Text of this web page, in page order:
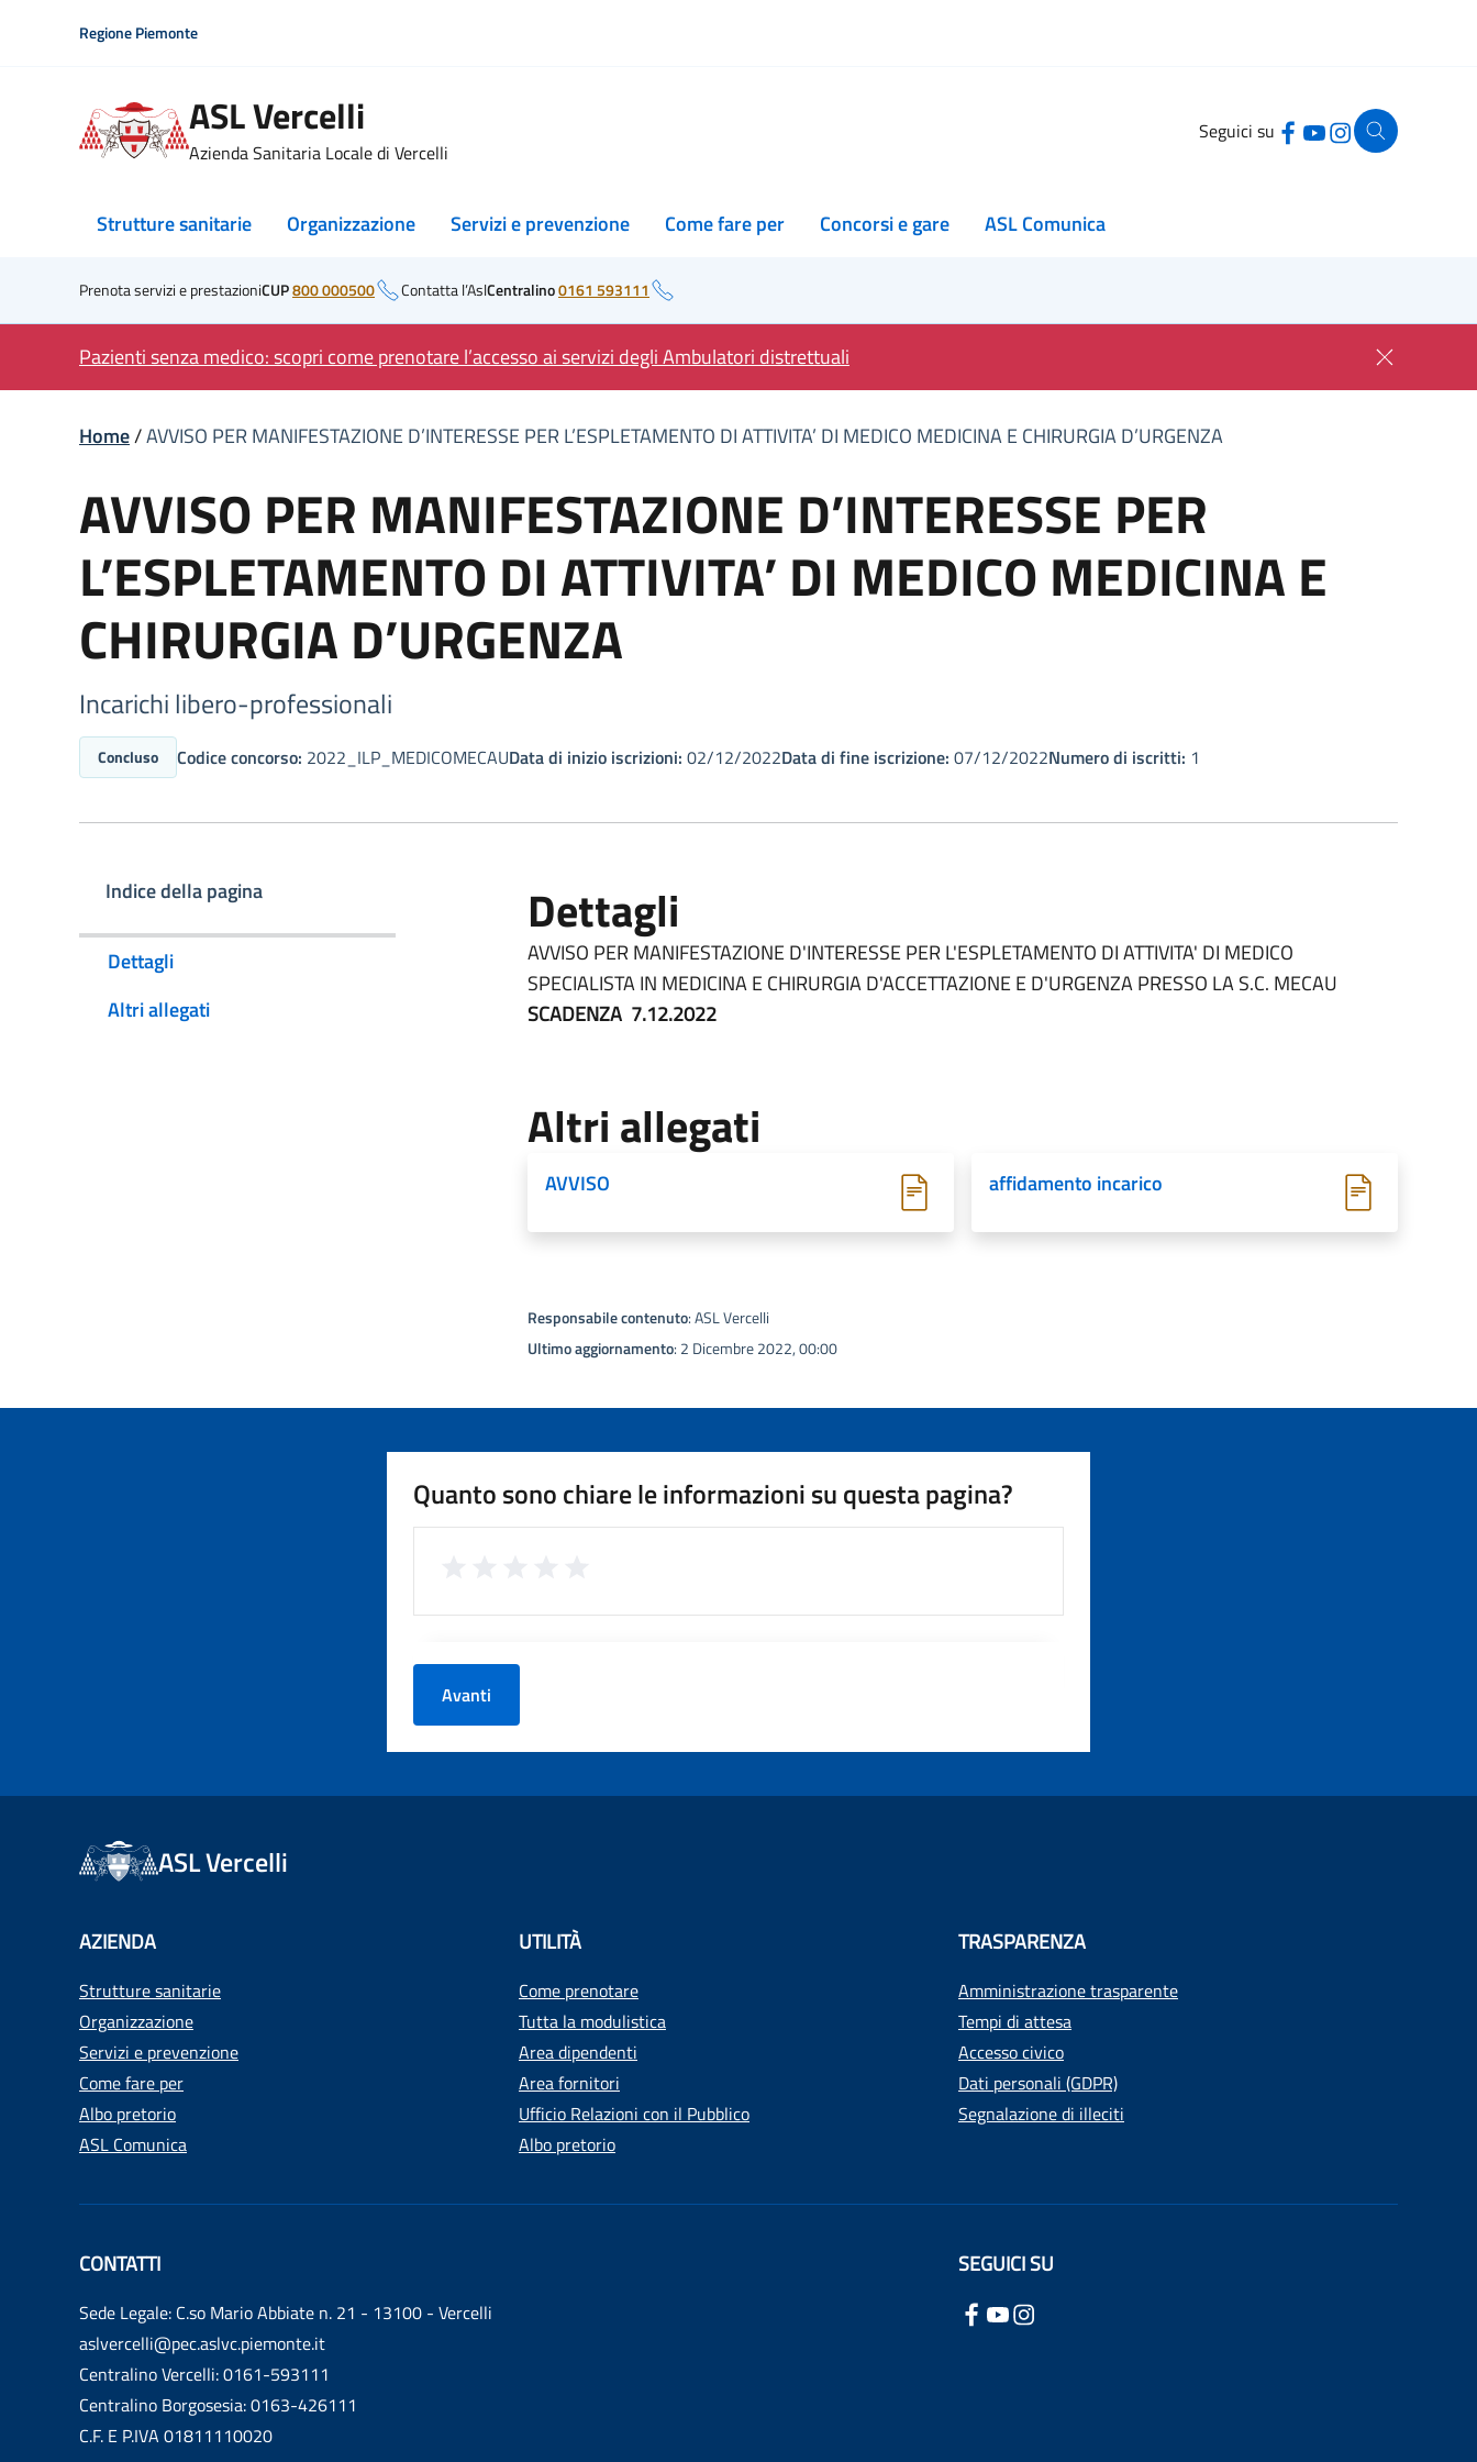
Regione Piemonte
ASL Vercelli
Azienda Sanitaria Locale di Vercelli
Seguici su
Strutture sanitarie Organizzazione Servizi e prevenzione Come fare per Concorsi e gare ASL Comunica
Prenota servizi e prestazioniCUP800 000500 Contatta l’AslCentralino0161 593111
Pazienti senza medico: scopri come prenotare l’accesso ai servizi degli Ambulatori distrettuali
Home/AVVISO PER MANIFESTAZIONE D’INTERESSE PER L’ESPLETAMENTO DI ATTIVITA’ DI MEDICO MEDICINA E CHIRURGIA D’URGENZA
AVVISO PER MANIFESTAZIONE D’INTERESSE PER
L’ESPLETAMENTO DI ATTIVITA’ DI MEDICO MEDICINA E
CHIRURGIA D’URGENZA
Incarichi libero-professionali
Concluso Codice concorso: 2022_ILP_MEDICOMECAUData di inizio iscrizioni: 02/12/2022Data di fine iscrizione: 07/12/2022Numero di iscritti: 1
Indice della pagina
Dettagli
Altri allegati
Dettagli
AVVISO PER MANIFESTAZIONE D'INTERESSE PER L'ESPLETAMENTO DI ATTIVITA' DI MEDICO
SPECIALISTA IN MEDICINA E CHIRURGIA D'ACCETTAZIONE E D'URGENZA PRESSO LA S.C. MECAU
SCADENZA 7.12.2022
Altri allegati
AVVISO affidamento incarico
Responsabile contenuto: ASL Vercelli
Ultimo aggiornamento: 2 Dicembre 2022, 00:00
Quanto sono chiare le informazioni su questa pagina?
Avanti
ASL Vercelli
AZIENDA
Strutture sanitarie
Organizzazione
Servizi e prevenzione
Come fare per
Albo pretorio
ASL Comunica
UTILITÀ
Come prenotare
Tutta la modulistica
Area dipendenti
Area fornitori
Ufficio Relazioni con il Pubblico
Albo pretorio
TRASPARENZA
Amministrazione trasparente
Tempi di attesa
Accesso civico
Dati personali (GDPR)
Segnalazione di illeciti
CONTATTI
Sede Legale: C.so Mario Abbiate n. 21 - 13100 - Vercelli
aslvercelli@pec.aslvc.piemonte.it
Centralino Vercelli: 0161-593111
Centralino Borgosesia: 0163-426111
C.F. E P.IVA 01811110020
SEGUICI SU